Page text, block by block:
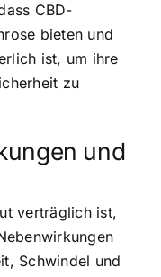
CBD-
bieten und
ist, um ihre
zu
und
verträglich ist,
Schwindel und